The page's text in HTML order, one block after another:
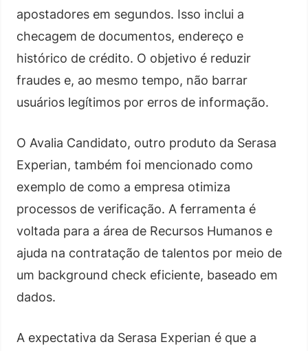
apostadores em segundos. Isso inclui a
checagem de documentos, endereço e
histórico de crédito. O objetivo é reduzir
fraudes e, ao mesmo tempo, não barrar
usuários legítimos por erros de informação.
O Avalia Candidato, outro produto da Serasa
Experian, também foi mencionado como
exemplo de como a empresa otimiza
processos de verificação. A ferramenta é
voltada para a área de Recursos Humanos e
ajuda na contratação de talentos por meio de
um background check eficiente, baseado em
dados.
A expectativa da Serasa Experian é que a